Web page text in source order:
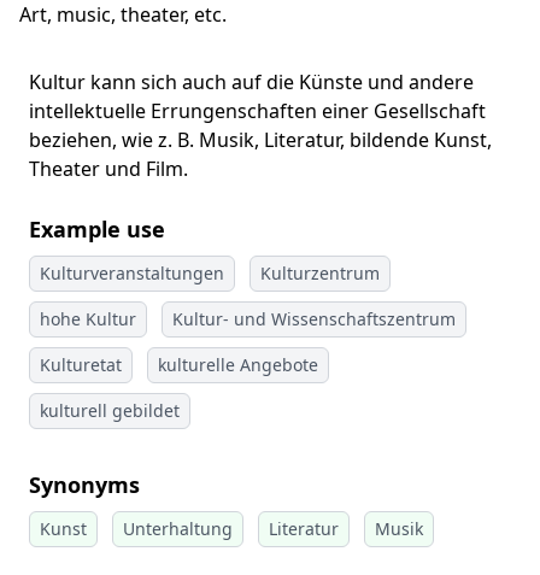
Art, music, theater, etc.
Kultur kann sich auch auf die Künste und andere
intellektuelle Errungenschaften einer Gesellschaft
beziehen, wie z. B. Musik, Literatur, bildende Kunst,
Theater und Film.
Example use
Kulturveranstaltungen
Kulturzentrum
hohe Kultur
Kultur- und Wissenschaftszentrum
Kulturetat
kulturelle Angebote
kulturell gebildet
Synonyms
Kunst Unterhaltung Literatur Musik